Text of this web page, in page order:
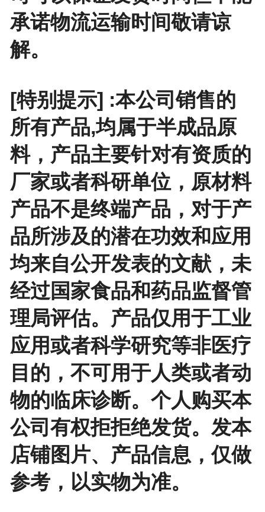
承诺物流运输时间敬请谅
解。
[特别提示] :本公司销售的
所有产品,均属于半成品原
料，产品主要针对有资质的
厂家或者科研单位，原材料
产品不是终端产品，对于产
品所涉及的潜在功效和应用
均来自公开发表的文献，未
经过国家食品和药品监督管
理局评估。产品仅用于工业
应用或者科学研究等非医疗
目的，不可用于人类或者动
物的临床诊断。个人购买本
公司有权拒拒绝发货。发本
店铺图片、产品信息，仅做
参考，以实物为准。